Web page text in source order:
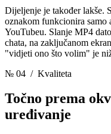
Dijeljenje je također lakše.
oznakom funkcionira samo
YouTubeu. Slanje MP4
chata, na zaključanom
"vidjeti ono što volim" je
№ 04 / Kvaliteta
Točno prema
uređivanje